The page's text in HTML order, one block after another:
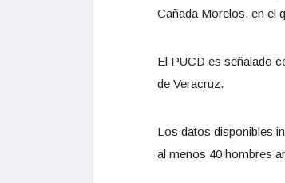
Cañada Morelos, en el
El PUCD es señalado
de Veracruz.
Los datos disponibles
al menos 40 hombres